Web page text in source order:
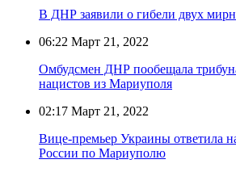
В ДНР заявили о гибели двух
06:22 Март 21, 2022
Омбудсмен ДНР пообещала
нацистов из Мариуполя
02:17 Март 21, 2022
Вице-премьер Украины ответила
России по Мариуполю